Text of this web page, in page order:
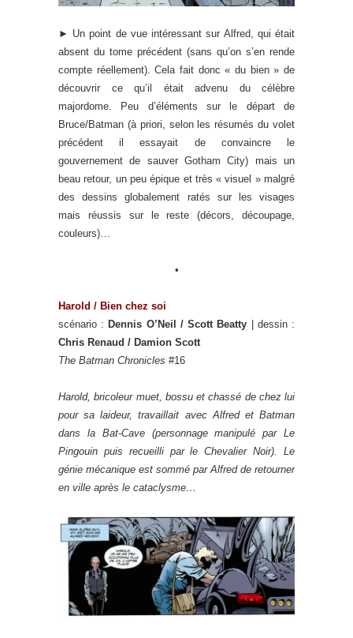
► Un point de vue intéressant sur Alfred, qui était
absent du tome précédent (sans qu’on s’en rende
compte réellement). Cela fait donc « du bien » de
découvrir ce qu’il était advenu du célèbre
majordome. Peu d’éléments sur le départ de
Bruce/Batman (à priori, selon les résumés du volet
précédent il essayait de convaincre le
gouvernement de sauver Gotham City) mais un
beau retour, un peu épique et très « visuel » malgré
des dessins globalement ratés sur les visages
mais réussis sur le reste (décors, découpage,
couleurs)…
•
Harold / Bien chez soi
scénario : Dennis O’Neil / Scott Beatty | dessin :
Chris Renaud / Damion Scott
The Batman Chronicles #16
Harold, bricoleur muet, bossu et chassé de chez lui
pour sa laideur, travaillait avec Alfred et Batman
dans la Bat-Cave (personnage manipulé par Le
Pingouin puis recueilli par le Chevalier Noir). Le
génie mécanique est sommé par Alfred de retourner
en ville après le cataclysme…